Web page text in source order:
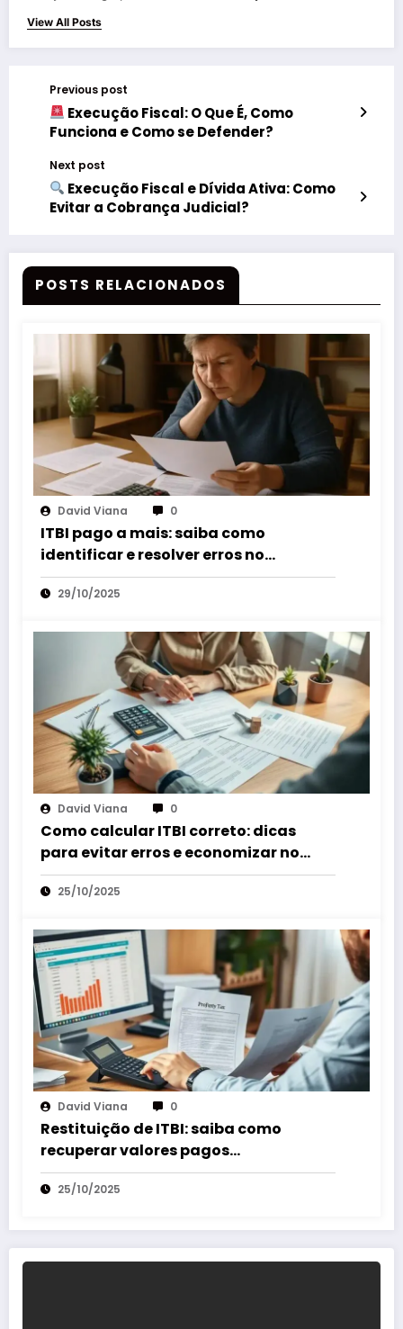
View All Posts
Previous post
Execução Fiscal: O Que É, Como
Funciona e Como se Defender?
Next post
Execução Fiscal e Dívida Ativa: Como
Evitar a Cobrança Judicial?
POSTS RELACIONADOS
David Viana 0
ITBI pago a mais: saiba como
identificar e resolver erros no
pagamento do imposto
29/10/2025
David Viana 0
Como calcular ITBI correto: dicas
para evitar erros e economizar no
imposto
25/10/2025
David Viana 0
Restituição de ITBI: saiba como
recuperar valores pagos
indevidamente rápido
25/10/2025